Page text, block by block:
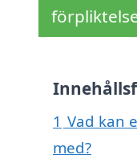
1 Vad kan
med?